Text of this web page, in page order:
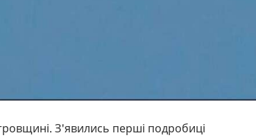
З'явились перші подробиці